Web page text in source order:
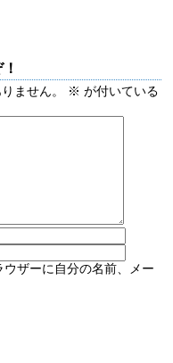
ません。 ※ が付いている
ザーに自分の名前、メー